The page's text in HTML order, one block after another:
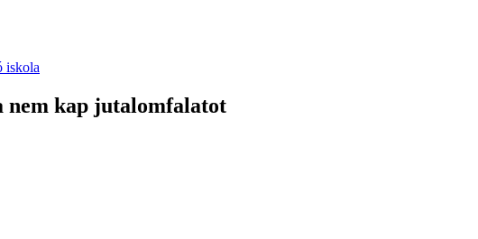
iskola
nem kap jutalomfalatot